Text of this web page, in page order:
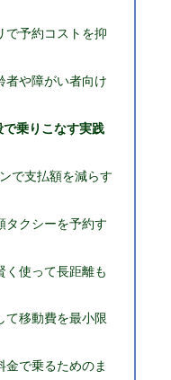
で予約コストを抑
者や障がい者向け
乗りこなす実践
で支払額を減らす
タクシーを予約す
く使って長距離も
て移動費を最小限
金で乗るためのま